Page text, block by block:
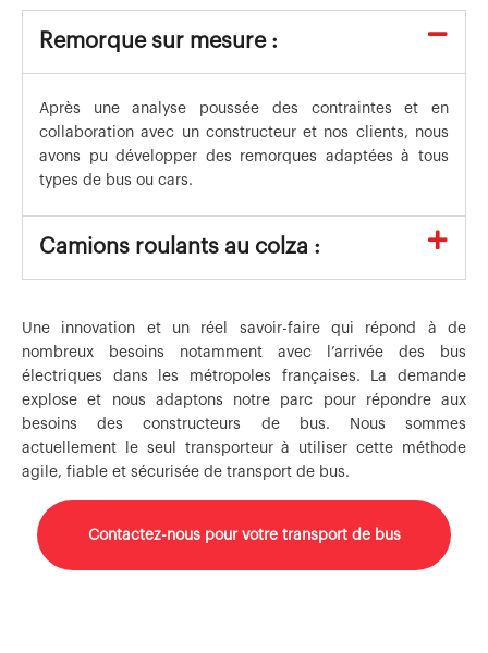
Remorque sur mesure :
Après une analyse poussée des contraintes et en
collaboration avec un constructeur et nos clients, nous
avons pu développer des remorques adaptées à tous
types de bus ou cars.
Camions roulants au colza :
Une innovation et un réel savoir-faire qui répond à de
nombreux besoins notamment avec l’arrivée des bus
électriques dans les métropoles françaises. La demande
explose et nous adaptons notre parc pour répondre aux
besoins des constructeurs de bus. Nous sommes
actuellement le seul transporteur à utiliser cette méthode
agile, fiable et sécurisée de transport de bus.
Contactez-nous pour votre transport de bus